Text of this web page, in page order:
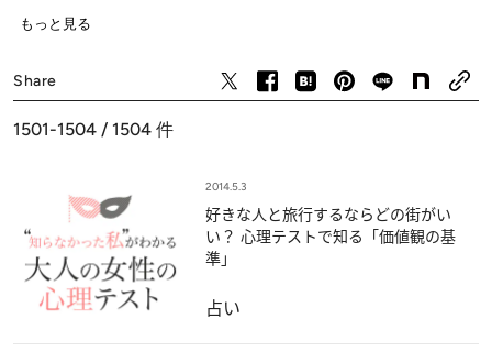
恋愛、仕事、人間関係の深層心理……、自分でも気づかな
もっと見る
Share
1501-1504 / 1504 件
2014.5.3
好きな人と旅行するならどの街がい
い？ 心理テストで知る「価値観の基
準」
占い